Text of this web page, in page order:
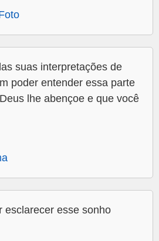
suas interpretações de
poder entender essa parte
lhe abençoe e que você
esclarecer esse sonho